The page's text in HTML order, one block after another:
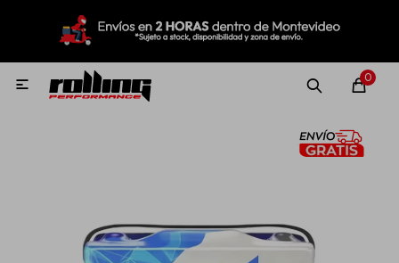
0

MI CUENTA
Nuevo! Rolling Repuestos